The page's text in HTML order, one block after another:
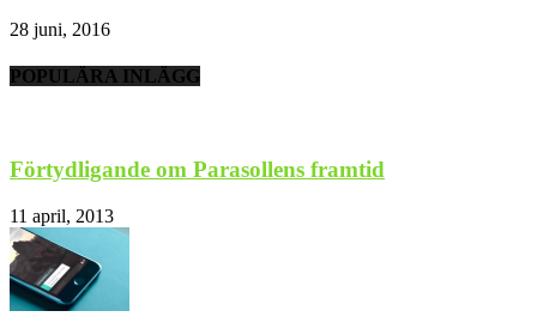
28 juni, 2016
POPULÄRA INLÄGG
Förtydligande om Parasollens framtid
11 april, 2013